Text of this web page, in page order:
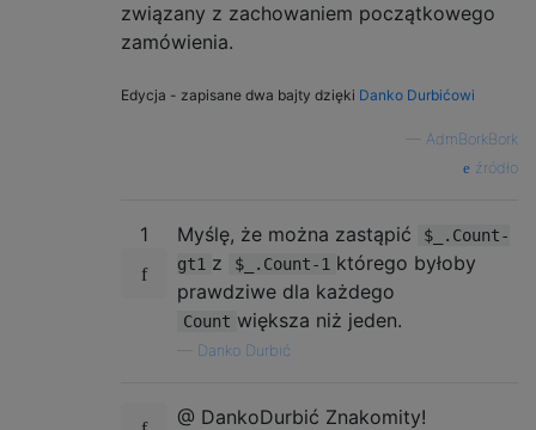
związany z zachowaniem początkowego
zamówienia.
Edycja - zapisane dwa bajty dzięki Danko Durbićowi
AdmBorkBork
źródło
1 Myślę, że można zastąpić
$_.Count-
gt1 z $_.Count-1 którego byłoby
prawdziwe dla każdego
Count większa niż jeden.
Danko Durbić
@ DankoDurbić Znakomity!